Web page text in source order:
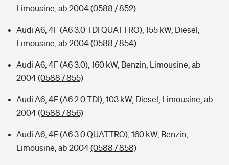
Limousine, ab 2004(0588 / 852)
Audi A6, 4F (A6 3.0 TDI QUATTRO), 155 kW, Diesel,
Limousine, ab 2004(0588 / 854)
Audi A6, 4F (A6 3.0), 160 kW, Benzin, Limousine, ab
2004(0588 / 855)
Audi A6, 4F (A6 2.0 TDI), 103 kW, Diesel, Limousine, ab
2004(0588 / 856)
Audi A6, 4F (A6 3.0 QUATTRO), 160 kW, Benzin,
Limousine, ab 2004(0588 / 858)